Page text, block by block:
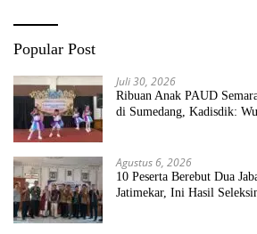
Popular Post
Juli 30, 2026
Ribuan Anak PAUD
di Sumedang, Kadisdik:
Agustus 6, 2026
10 Peserta Berebut Dua
Jatimekar, Ini Hasil